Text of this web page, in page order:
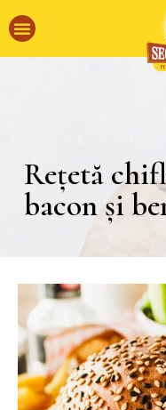
Rețetă
bacon și